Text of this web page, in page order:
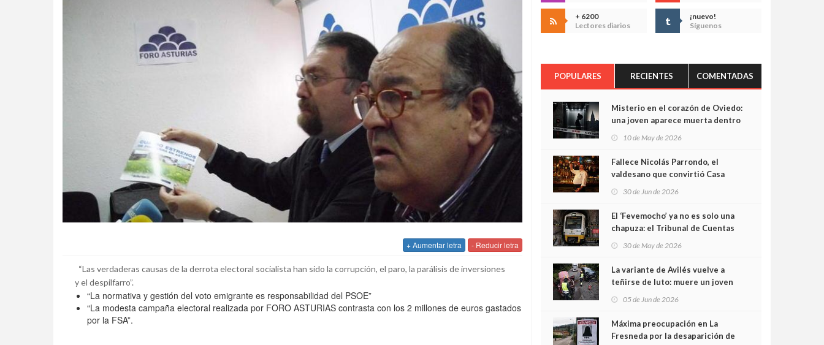
+ Aumentar letra - Reducir letra
“Las verdaderas causas de la derrota electoral socialista han sido la corrupción, el paro, la parálisis de inversiones
y el despilfarro”.
“La normativa y gestión del voto emigrante es responsabilidad del PSOE”
“La modesta campaña electoral realizada por FORO ASTURIAS contrasta con los 2 millones de euros gastados
por la FSA”.
+ 6200
Lectores diarios
¡nuevo!
Síguenos
POPULARES RECIENTES COMENTADAS
Misterio en el corazón de Oviedo:
una joven aparece muerta dentro
cámaras captan sus últimos
minutos
10 de May de 2026
Fallece Nicolás Parrondo, el
valdesano que convirtió Casa
30 de Jun de 2026
El ‘Fevemocho’ ya no es solo una
chapuza: el Tribunal de Cuentas
sobrecoste de los trenes que no
cabían por los túneles
30 de May de 2026
La variante de Avilés vuelve a
teñirse de luto: muere un joven
05 de Jun de 2026
Máxima preocupación en La
Fresneda por la desaparición de